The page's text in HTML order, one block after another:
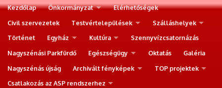
Kezdőlap Önkormányzat
Elérhetőségek
Civil szervezetek
Testvértelepülések
Szálláshelyek
Történet
Egyház Kultúra
Szennyvízcsatornázás
Nagyszénási Parkfürdő
Egészségügy Oktatás
Galéria
Nagyszénás újság
Archivált fényképek
TOP projektek
Csatlakozás az ASP rendszerhez